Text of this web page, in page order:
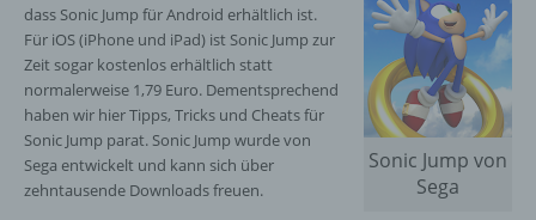
Sonic Jump von
Sega
dass Sonic Jump für Android erhältlich ist.
Für iOS (iPhone und iPad) ist Sonic Jump zur
Zeit sogar kostenlos erhältlich statt
normalerweise 1,79 Euro. Dementsprechend
haben wir hier Tipps, Tricks und Cheats für
Sonic Jump parat. Sonic Jump wurde von
Sega entwickelt und kann sich über
zehntausende Downloads freuen.